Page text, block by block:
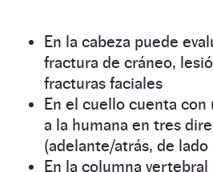
En la cabeza puede
fractura de cráneo,
fracturas faciales
En el cuello cuenta
a la humana en tres
(adelante/atrás, de lado
En la columna